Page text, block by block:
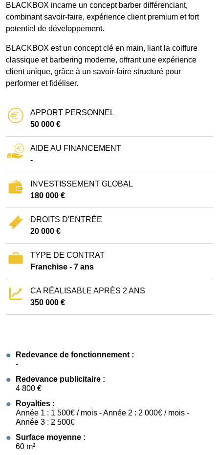
BLACKBOX incarne un concept barber différenciant,
combinant savoir-faire, expérience client premium et fort
potentiel de développement.
BLACKBOX est un concept clé en main, liant la coiffure
classique et barbering moderne, offrant une expérience
client unique, grâce à un savoir-faire structuré pour
performer et fidéliser.
APPORT PERSONNEL
50 000 €
AIDE AU FINANCEMENT
-
INVESTISSEMENT GLOBAL
180 000 €
DROITS D'ENTRÉE
20 000 €
TYPE DE CONTRAT
Franchise - 7 ans
CA RÉALISABLE APRÈS 2 ANS
350 000 €
Redevance de fonctionnement :
-
Redevance publicitaire :
4 800 €
Royalties :
Année 1 : 1 500€ / mois - Année 2 : 2 000€ / mois -
Année 3 : 2 500€
Surface moyenne :
60 m²